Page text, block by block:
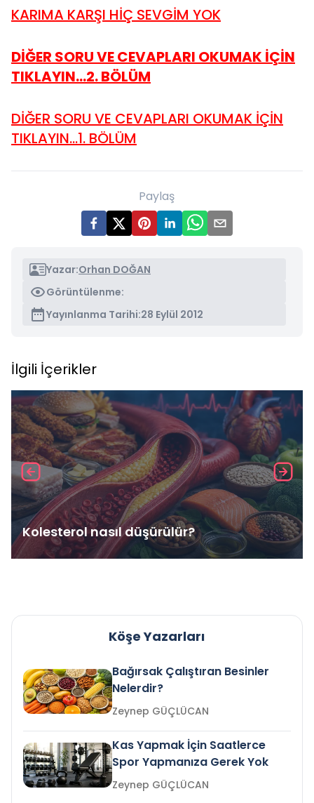
KARIMA KARŞI HİÇ SEVGİM YOK
DİĞER SORU VE CEVAPLARI OKUMAK İÇİN
TIKLAYIN...2. BÖLÜM
DİĞER SORU VE CEVAPLARI OKUMAK İÇİN
TIKLAYIN...1. BÖLÜM
Paylaş
Yazar:Orhan DOĞAN
Görüntülenme:
Yayınlanma Tarihi:28 Eylül 2012
İlgili İçerikler
Kolesterol nasıl düşürülür?
Köşe Yazarları
Bağırsak Çalıştıran Besinler
Nelerdir?
Zeynep GÜÇLÜCAN
Kas Yapmak İçin Saatlerce
Spor Yapmanıza Gerek Yok
Zeynep GÜÇLÜCAN